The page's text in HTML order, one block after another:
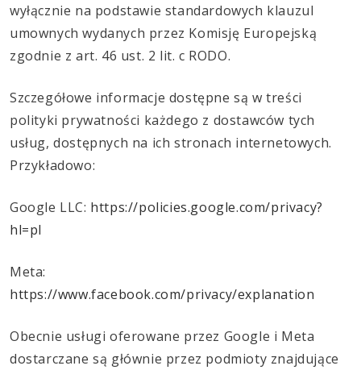
wyłącznie na podstawie standardowych klauzul
umownych wydanych przez Komisję Europejską
zgodnie z art. 46 ust. 2 lit. c RODO.
Szczegółowe informacje dostępne są w treści
polityki prywatności każdego z dostawców tych
usług, dostępnych na ich stronach internetowych.
Przykładowo:
Google LLC: https://policies.google.com/privacy?
hl=pl
Meta:
https://www.facebook.com/privacy/explanation
Obecnie usługi oferowane przez Google i Meta
dostarczane są głównie przez podmioty znajdujące